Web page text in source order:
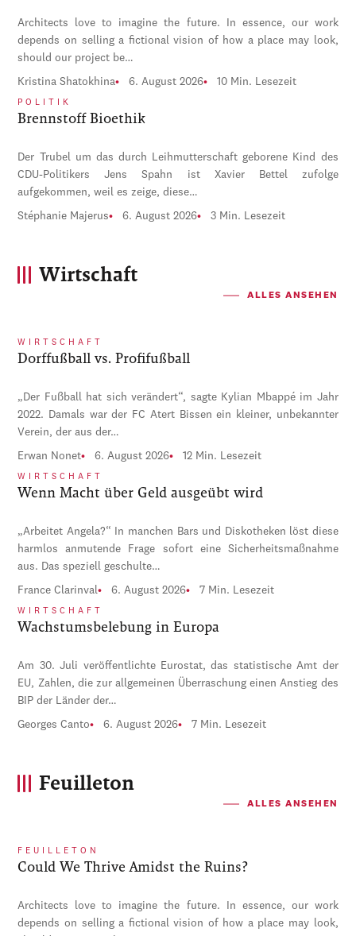
Architects love to imagine the future. In essence, our work
depends on selling a fictional vision of how a place may look,
should our project be…
Kristina Shatokhina 6. August 2026 10 Min. Lesezeit
POLITIK
Brennstoff Bioethik
Der Trubel um das durch Leihmutterschaft geborene Kind des
CDU-Politikers Jens Spahn ist Xavier Bettel zufolge
aufgekommen, weil es zeige, diese…
Stéphanie Majerus 6. August 2026 3 Min. Lesezeit
Wirtschaft
ALLES ANSEHEN
WIRTSCHAFT
Dorffußball vs. Profifußball
„Der Fußball hat sich verändert“, sagte Kylian Mbappé im Jahr
2022. Damals war der FC Atert Bissen ein kleiner, unbekannter
Verein, der aus der…
Erwan Nonet 6. August 2026 12 Min. Lesezeit
WIRTSCHAFT
Wenn Macht über Geld ausgeübt wird
„Arbeitet Angela?“ In manchen Bars und Diskotheken löst diese
harmlos anmutende Frage sofort eine Sicherheitsmaßnahme
aus. Das speziell geschulte…
France Clarinval 6. August 2026 7 Min. Lesezeit
WIRTSCHAFT
Wachstumsbelebung in Europa
Am 30. Juli veröffentlichte Eurostat, das statistische Amt der
EU, Zahlen, die zur allgemeinen Überraschung einen Anstieg des
BIP der Länder der…
Georges Canto 6. August 2026 7 Min. Lesezeit
Feuilleton
ALLES ANSEHEN
FEUILLETON
Could We Thrive Amidst the Ruins?
Architects love to imagine the future. In essence, our work
depends on selling a fictional vision of how a place may look,